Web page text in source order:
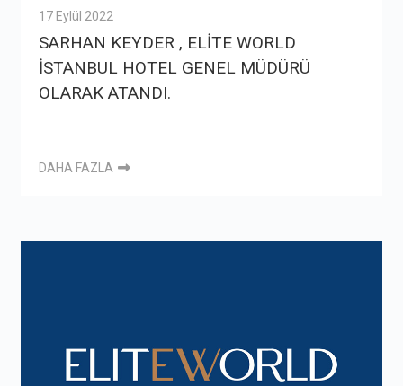
17 Eylül 2022
SARHAN KEYDER , ELİTE WORLD
İSTANBUL HOTEL GENEL MÜDÜRÜ
OLARAK ATANDI.
DAHA FAZLA